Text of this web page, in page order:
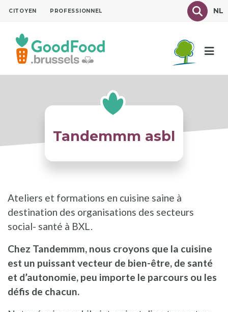
Aller
contenu
principal
CITOYEN PROFESSIONNEL TexteNL
Tandemmm asbl
Ateliers et formations en cuisine saine à
destination des organisations des secteurs
social- santé à BXL.
Chez Tandemmm, nous croyons que la cuisine
est un puissant vecteur de bien-être, de santé
et d’autonomie, peu importe le parcours ou les
défis de chacun.